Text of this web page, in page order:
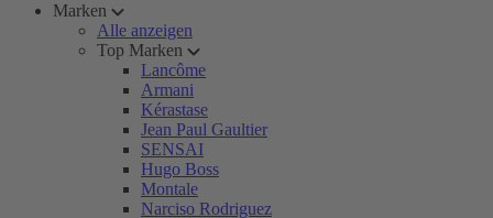
Marken
Alle anzeigen
Top Marken
Lancôme
Armani
Kérastase
Jean Paul Gaultier
SENSAI
Hugo Boss
Montale
Narciso Rodriguez